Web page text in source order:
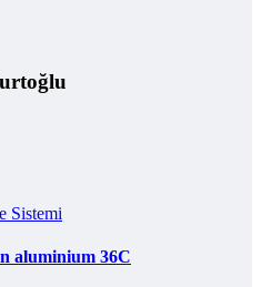
aluminium 36C